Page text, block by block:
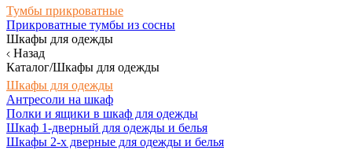
Тумбы прикроватные
Прикроватные тумбы из сосны
Шкафы для одежды
Назад
Каталог/Шкафы для одежды
Шкафы для одежды
Антресоли на шкаф
Полки и ящики в шкаф для одежды
Шкаф 1-дверный для одежды и белья
Шкафы 2-х дверные для одежды и белья